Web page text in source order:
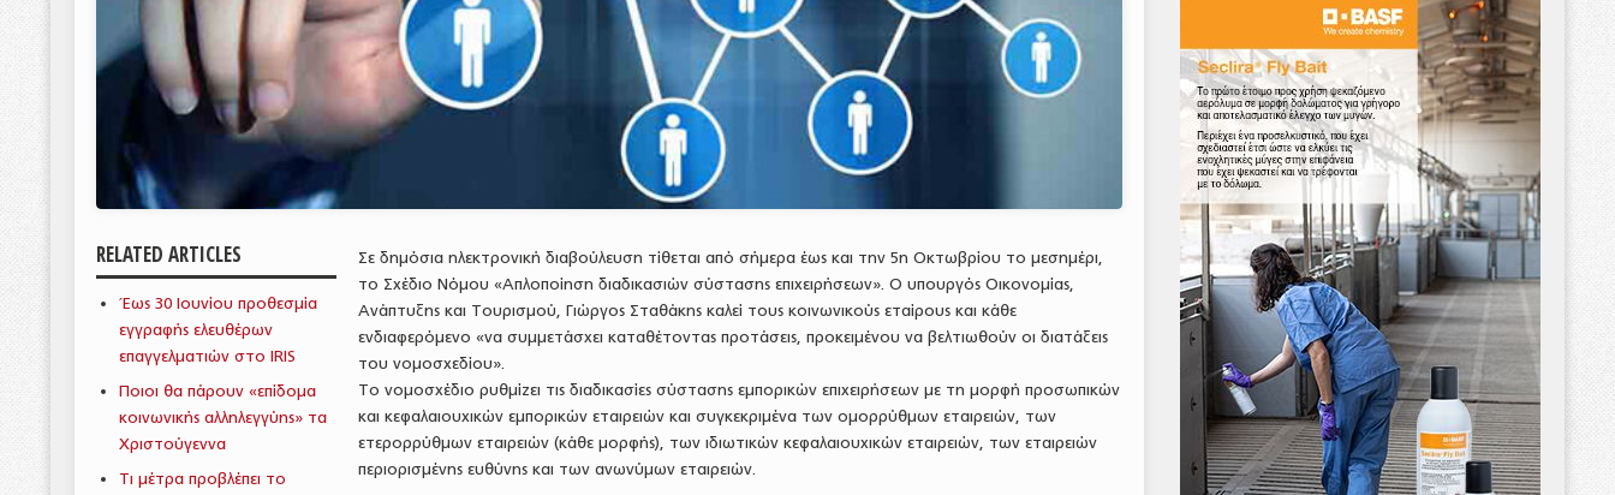
RELATED ARTICLES
Έως 30 Ιουνίου προθεσμία
εγγραφής ελευθέρων
επαγγελματιών στο IRIS
Ποιοι θα πάρουν «επίδομα
κοινωνικής αλληλεγγύης» τα
Χριστούγεννα
Τι μέτρα προβλέπει το
Σε δημόσια ηλεκτρονική διαβούλευση τίθεται από σήμερα έως και την 5η Οκτωβρίου το μεσημέρι,
το Σχέδιο Νόμου «Απλοποίηση διαδικασιών σύστασης επιχειρήσεων». Ο υπουργός Οικονομίας,
Ανάπτυξης και Τουρισμού, Γιώργος Σταθάκης καλεί τους κοινωνικούς εταίρους και κάθε
ενδιαφερόμενο «να συμμετάσχει καταθέτοντας προτάσεις, προκειμένου να βελτιωθούν οι διατάξεις
του νομοσχεδίου».
Το νομοσχέδιο ρυθμίζει τις διαδικασίες σύστασης εμπορικών επιχειρήσεων με τη μορφή προσωπικών
και κεφαλαιουχικών εμπορικών εταιρειών και συγκεκριμένα των ομορρύθμων εταιρειών, των
ετερορρύθμων εταιρειών (κάθε μορφής), των ιδιωτικών κεφαλαιουχικών εταιρειών, των εταιρειών
περιορισμένης ευθύνης και των ανωνύμων εταιρειών.